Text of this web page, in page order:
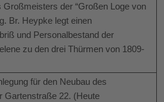
Großmeisters der “Großen Loge von
Br. Heypke legt einen
und Personalbestand der
zu den drei Thürmen von 1809-
für den Neubau des
Gartenstraße 22. (Heute